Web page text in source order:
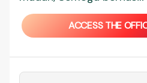
ACCESS THE